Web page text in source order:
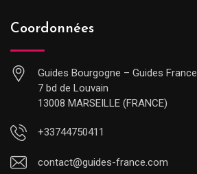
Coordonnées
Guides Bourgogne – Guides France
7 bd de Louvain
13008 MARSEILLE (FRANCE)
+33744750411
contact@guides-france.com